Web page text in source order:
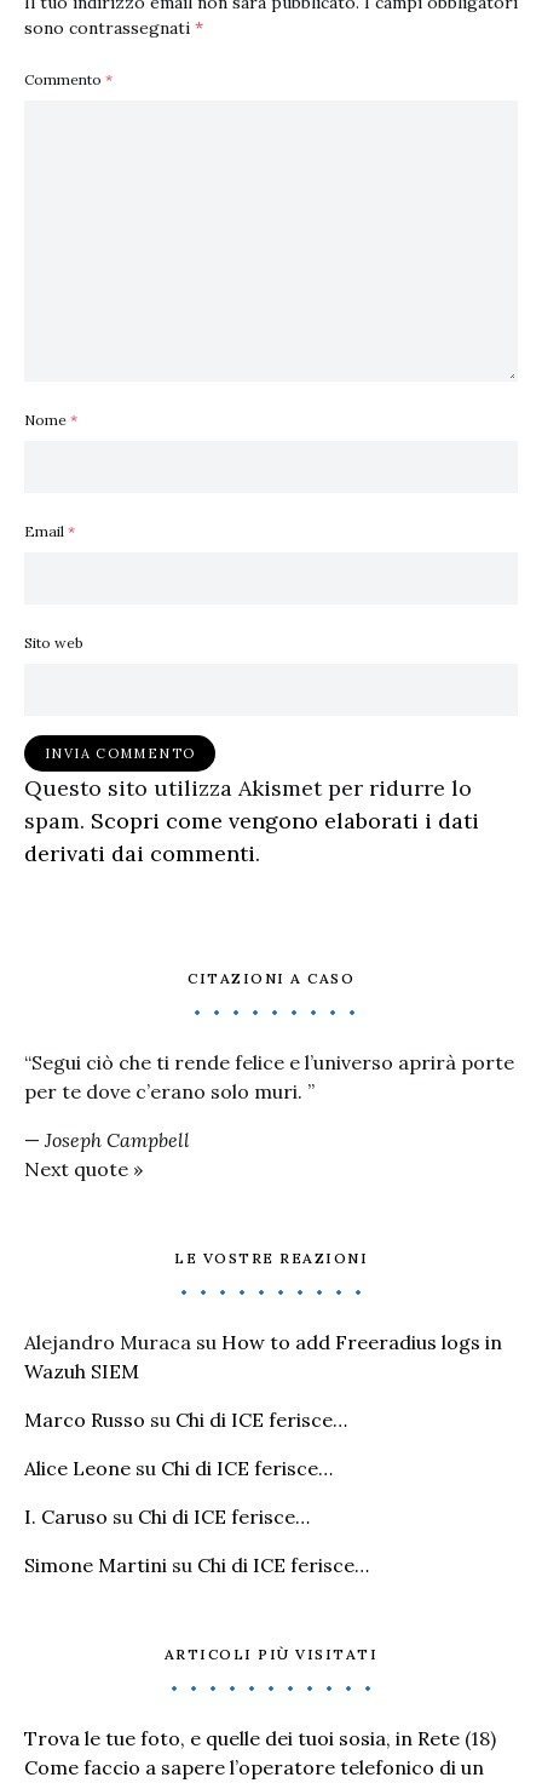
sono contrassegnati *
Commento *
Nome *
Email *
Sito web
Questo sito utilizza Akismet per ridurre lo
spam. Scopri come vengono elaborati i dati
derivati dai commenti.
CITAZIONI A CASO
“Segui ciò che ti rende felice e l’universo aprirà porte
per te dove c’erano solo muri. ”
— Joseph Campbell
Next quote »
LE VOSTRE REAZIONI
Alejandro Muraca su How to add Freeradius logs in
Wazuh SIEM
Marco Russo su Chi di ICE ferisce…
Alice Leone su Chi di ICE ferisce…
I. Caruso su Chi di ICE ferisce…
Simone Martini su Chi di ICE ferisce…
ARTICOLI PIÙ VISITATI
Trova le tue foto, e quelle dei tuoi sosia, in Rete (18)
Come faccio a sapere l’operatore telefonico di un